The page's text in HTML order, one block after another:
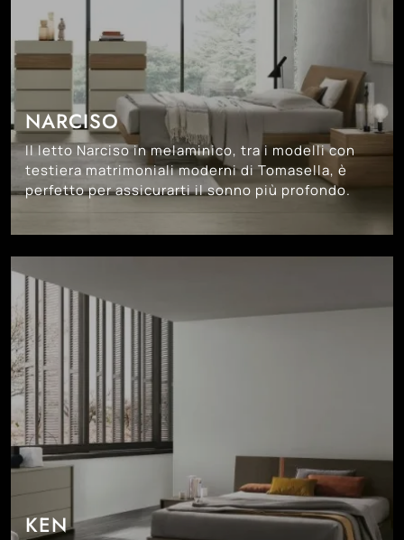
NARCISO
Il letto Narciso in melaminico, tra i modelli con
testiera matrimoniali moderni di Tomasella, è
perfetto per assicurarti il sonno più profondo.
KEN